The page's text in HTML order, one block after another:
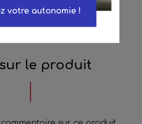
le produit
votre autonomie !